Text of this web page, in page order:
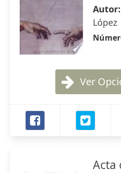
Autor:
López
Ver
Acta